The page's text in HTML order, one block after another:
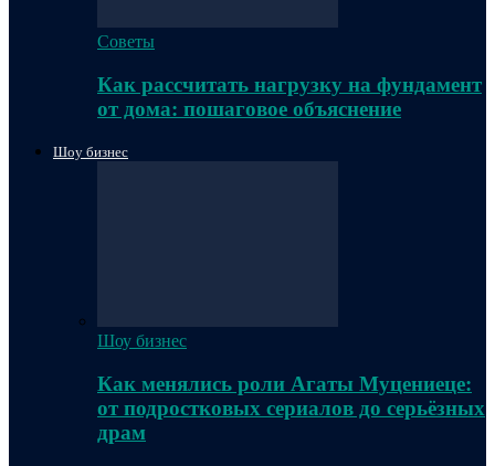
Советы
Как рассчитать нагрузку на фундамент
от дома: пошаговое объяснение
Шоу бизнес
Шоу бизнес
Как менялись роли Агаты Муцениеце:
от подростковых сериалов до серьёзных
драм